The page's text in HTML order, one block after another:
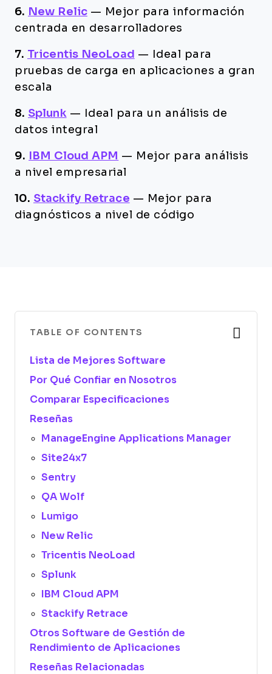
6. New Relic — Mejor para información
centrada en desarrolladores
7. Tricentis NeoLoad —
Ideal para
pruebas de carga en aplicaciones a gran
escala
8. Splunk —
Ideal para un análisis de
datos integral
9. IBM Cloud APM — Mejor para análisis
a nivel empresarial
10. Stackify Retrace — Mejor para
diagnósticos a nivel de código
TABLE OF CONTENTS
Lista de Mejores Software
Por Qué Confiar en Nosotros
Comparar Especificaciones
Reseñas
ManageEngine Applications Manager
Site24x7
Sentry
QA Wolf
Lumigo
New Relic
Tricentis NeoLoad
Splunk
IBM Cloud APM
Stackify Retrace
Otros Software de Gestión de
Rendimiento de Aplicaciones
Reseñas Relacionadas